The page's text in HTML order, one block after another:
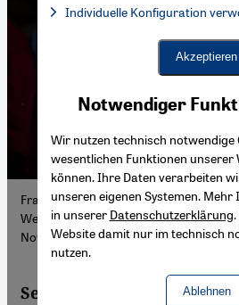
Frauen stehen Schlange für eine
Welternährungsprogramm (WFP) in
November 2021
Seit mehr als einem
Notwendiger
Wir nutzen technisch notwendige
wesentlichen Funktionen unserer
können. Ihre Daten verarbeiten
unseren eigenen Systemen.
in unserer Datenschutzerklärung
Website damit nur im technisch
nutzen.
Ablehnen
Facebook Embed / Facebook
Facebook Embed / Facebook
Google Maps Embed
Individuelle Konfiguration
Akzeptieren